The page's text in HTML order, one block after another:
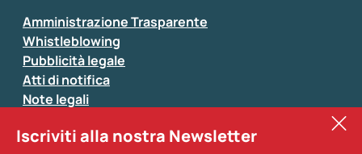
Amministrazione Trasparente
Whistleblowing
Pubblicità legale
Atti di notifica
Note legali
Sistan
Iscriviti alla nostra Newsletter